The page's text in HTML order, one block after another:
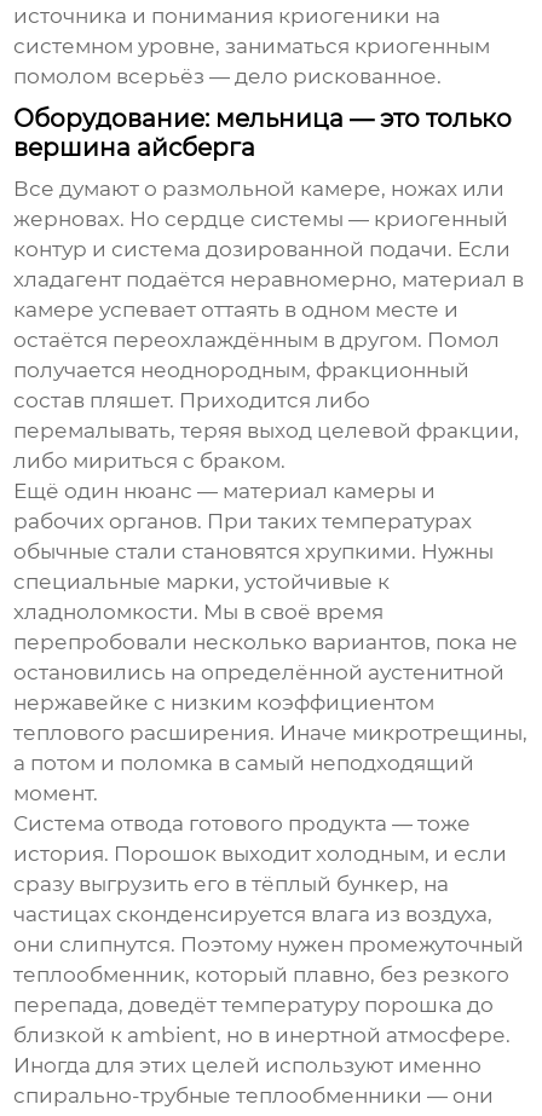
источника и понимания криогеники на
системном уровне, заниматься криогенным
помолом всерьёз — дело рискованное.
Оборудование: мельница — это только
вершина айсберга
Все думают о размольной камере, ножах или
жерновах. Но сердце системы — криогенный
контур и система дозированной подачи. Если
хладагент подаётся неравномерно, материал в
камере успевает оттаять в одном месте и
остаётся переохлаждённым в другом. Помол
получается неоднородным, фракционный
состав пляшет. Приходится либо
перемалывать, теряя выход целевой фракции,
либо мириться с браком.
Ещё один нюанс — материал камеры и
рабочих органов. При таких температурах
обычные стали становятся хрупкими. Нужны
специальные марки, устойчивые к
хладноломкости. Мы в своё время
перепробовали несколько вариантов, пока не
остановились на определённой аустенитной
нержавейке с низким коэффициентом
теплового расширения. Иначе микротрещины,
а потом и поломка в самый неподходящий
момент.
Система отвода готового продукта — тоже
история. Порошок выходит холодным, и если
сразу выгрузить его в тёплый бункер, на
частицах сконденсируется влага из воздуха,
они слипнутся. Поэтому нужен промежуточный
теплообменник, который плавно, без резкого
перепада, доведёт температуру порошка до
близкой к ambient, но в инертной атмосфере.
Иногда для этих целей используют именно
спирально-трубные теплообменники — они